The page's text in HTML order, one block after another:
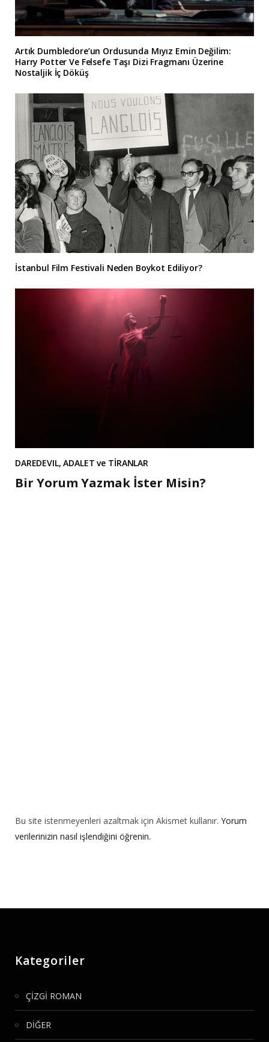
Artık Dumbledore’un Ordusunda Mıyız Emin Değilim:
Harry Potter Ve Felsefe Taşı Dizi Fragmanı Üzerine
Nostaljik İç Döküş
İstanbul Film Festivali Neden Boykot Ediliyor?
DAREDEVIL, ADALET ve TİRANLAR
Bir Yorum Yazmak İster Misin?
Bu site istenmeyenleri azaltmak için Akismet kullanır. Yorum
verilerinizin nasıl işlendiğini öğrenin.
Kategoriler
ÇİZGİ ROMAN
DİĞER